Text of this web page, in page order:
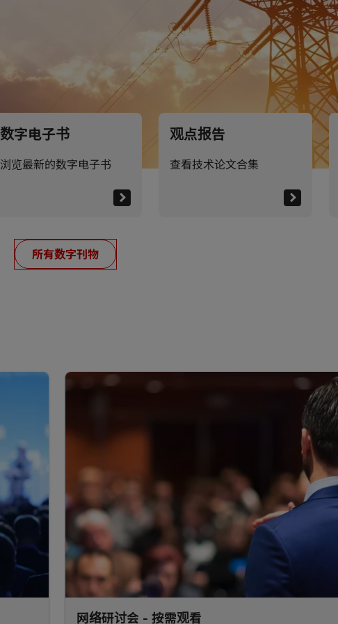
数字电子书
浏览最新的数字电子书
观点报告
查看技术论文合集
所有数字刊物
网络研讨会 - 按需观看